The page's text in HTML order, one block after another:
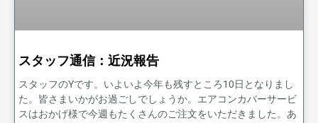
スタッフ通信：近況報告
スタッフのYです。いよいよ今年も残すところ10日となりまし
た。皆さまいかがお過ごしでしょうか。エアコンカバーサービ
スはおかげ様で今週もたくさんのご注文をいただきました。あ